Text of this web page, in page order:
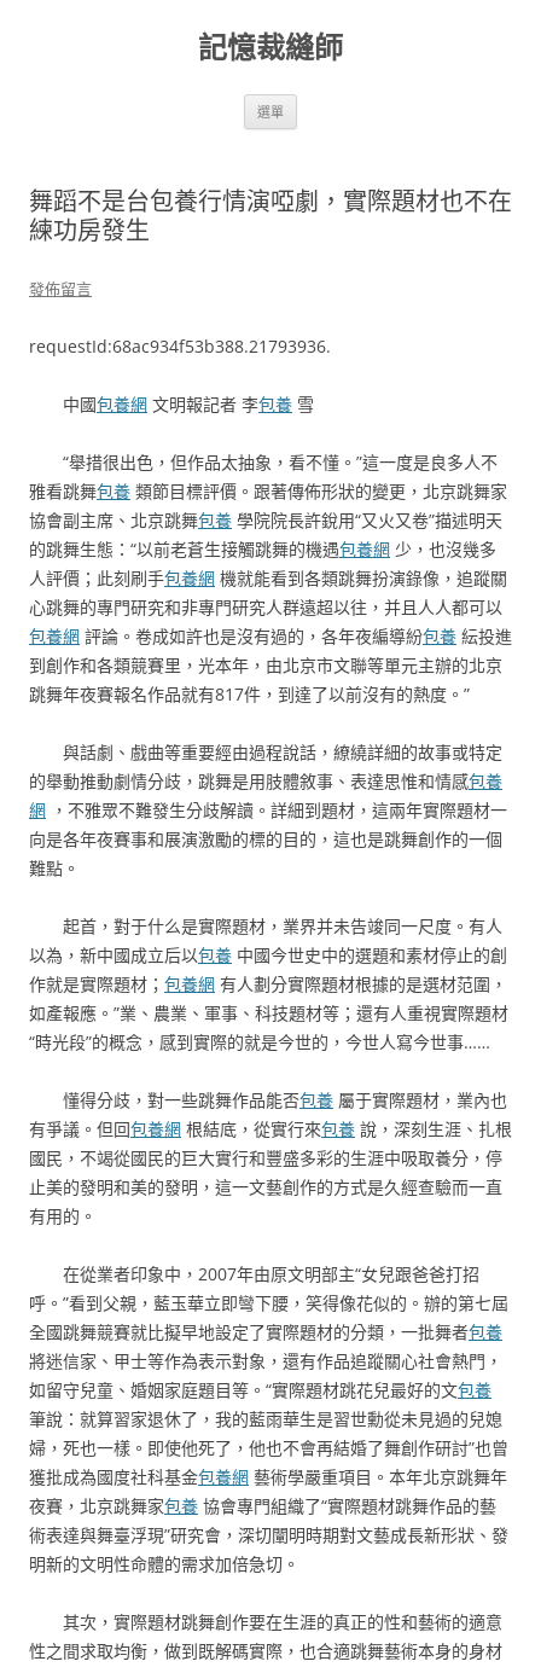
記憶裁縫師
選單
舞蹈不是台包養行情演啞劇，實際題材也不在
練功房發生
發佈留言
requestId:68ac934f53b388.21793936.
中國包養網 文明報記者 李包養 雪
“舉措很出色，但作品太抽象，看不懂。”這一度是良多人不
雅看跳舞包養 類節目標評價。跟著傳佈形狀的變更，北京跳舞家
協會副主席、北京跳舞包養 學院院長許銳用“又火又卷”描述明天
的跳舞生態：“以前老蒼生接觸跳舞的機遇包養網 少，也沒幾多
人評價；此刻刷手包養網 機就能看到各類跳舞扮演錄像，追蹤關
心跳舞的專門研究和非專門研究人群遠超以往，并且人人都可以
包養網 評論。卷成如許也是沒有過的，各年夜編導紛包養 紜投進
到創作和各類競賽里，光本年，由北京市文聯等單元主辦的北京
跳舞年夜賽報名作品就有817件，到達了以前沒有的熱度。”
與話劇、戲曲等重要經由過程說話，繚繞詳細的故事或特定
的舉動推動劇情分歧，跳舞是用肢體敘事、表達思惟和情感包養
網 ，不雅眾不難發生分歧解讀。詳細到題材，這兩年實際題材一
向是各年夜賽事和展演激勵的標的目的，這也是跳舞創作的一個
難點。
起首，對于什么是實際題材，業界并未告竣同一尺度。有人
以為，新中國成立后以包養 中國今世史中的選題和素材停止的創
作就是實際題材； 包養網 有人劃分實際題材根據的是選材范圍，
如產報應。”業、農業、軍事、科技題材等；還有人重視實際題材
“時光段”的概念，感到實際的就是今世的，今世人寫今世事……
懂得分歧，對一些跳舞作品能否包養 屬于實際題材，業內也
有爭議。但回包養網 根結底，從實行來包養 說，深刻生涯、扎根
國民，不竭從國民的巨大實行和豐盛多彩的生涯中吸取養分，停
止美的發明和美的發明，這一文藝創作的方式是久經查驗而一直
有用的。
在從業者印象中，2007年由原文明部主“女兒跟爸爸打招
呼。”看到父親，藍玉華立即彎下腰，笑得像花似的。辦的第七屆
全國跳舞競賽就比擬早地設定了實際題材的分類，一批舞者包養
將迷信家、甲士等作為表示對象，還有作品追蹤關心社會熱門，
如留守兒童、婚姻家庭題目等。“實際題材跳花兒最好的文包養
筆說：就算習家退休了，我的藍雨華生是習世勳從未見過的兒媳
婦，死也一樣。即使他死了，他也不會再結婚了舞創作研討”也曾
獲批成為國度社科基金包養網 藝術學嚴重項目。本年北京跳舞年
夜賽，北京跳舞家包養 協會專門組織了“實際題材跳舞作品的藝
術表達與舞臺浮現”研究會，深切闡明時期對文藝成長新形狀、發
明新的文明性命體的需求加倍急切。
其次，實際題材跳舞創作要在生涯的真正的性和藝術的適意
性之間求取均衡，做到既解碼實際，也合適跳舞藝術本身的身材